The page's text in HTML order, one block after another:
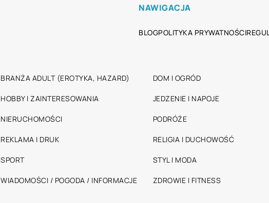
NAWIGACJA
BLOGPOLITYKA PRYWATNOŚCI
BRANŻA ADULT (EROTYKA, HAZARD) DOM I OGRÓD
HOBBY I ZAINTERESOWANIA JEDZENIE I NAPOJE
NIERUCHOMOŚCI PODRÓŻE
REKLAMA I DRUK RELIGIA I DUCHOWOŚĆ
SPORT STYL I MODA
WIADOMOŚCI / POGODA / INFORMACJE ZDROWIE I FITNESS